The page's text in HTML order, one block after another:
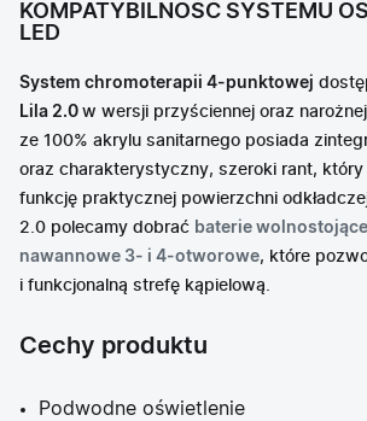
KOMPATYBILNOŚĆ SYSTEMU
LED
System chromoterapii 4-punktowej
Lila 2.0 w wersji przyściennej oraz
ze 100% akrylu sanitarnego posiada
oraz charakterystyczny, szeroki rant, który
funkcję praktycznej powierzchni
2.0 polecamy dobrać baterie wolnostojące
nawannowe 3- i 4-otworowe, które
i funkcjonalną strefę kąpielową.
Cechy produktu
Podwodne oświetlenie